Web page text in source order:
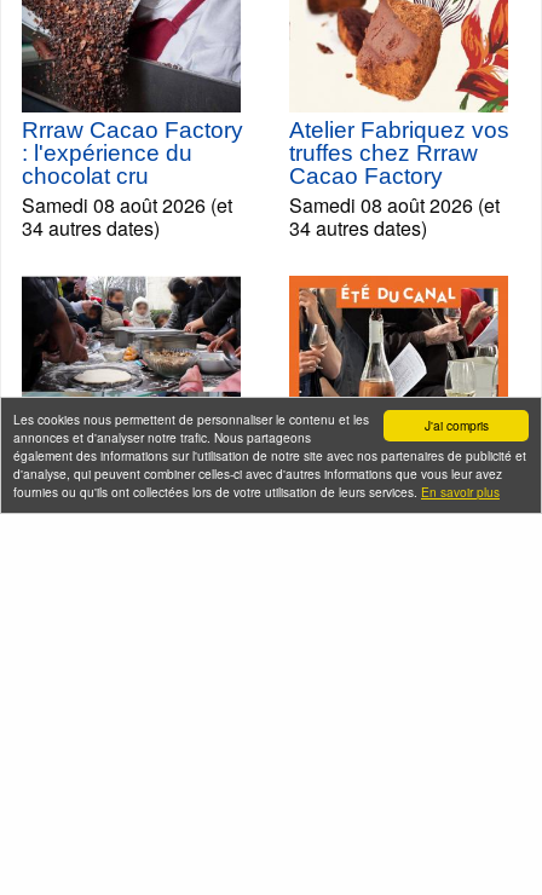
J'ai compris
Les cookies nous permettent de personnaliser le contenu et les
annonces et d'analyser notre trafic. Nous partageons
également des informations sur l'utilisation de notre site avec nos partenaires de publicité et
d'analyse, qui peuvent combiner celles-ci avec d'autres informations que vous leur avez
fournies ou qu'ils ont collectées lors de votre utilisation de leurs services. En savoir plus
Rrraw Cacao Factory
: l'expérience du
chocolat cru
Samedi 08 août 2026 (et
34 autres dates)
Atelier Fabriquez vos
truffes chez Rrraw
Cacao Factory
Samedi 08 août 2026 (et
34 autres dates)
En bateau de
Croisière dégustation